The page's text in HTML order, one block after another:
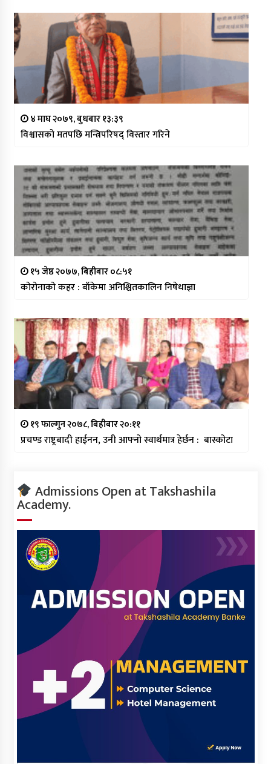
४ माघ २०७९, बुधबार १३:३९
विश्वासको मतपछि मन्त्रिपरिषद् विस्तार गरिने
१५ जेष्ठ २०७७, बिहीबार ०८:५१
कोरोनाको कहर : बाँकेमा अनिश्चितकालिन निषेधाज्ञा
१९ फाल्गुन २०७८, बिहीबार २०:११
प्रचण्ड राष्ट्रबादी हाईनन, उनी आफ्नो स्वार्थमात्र हेर्छन : बास्कोटा
Admissions Open at Takshashila
Academy.